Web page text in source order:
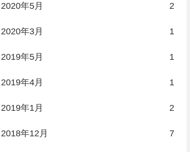
2020年5月 2
2020年3月 1
2019年5月 1
2019年4月 1
2019年1月 2
2018年12月 7